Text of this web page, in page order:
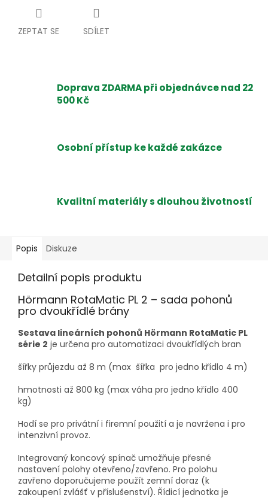
ZEPTAT SE SDÍLET
Doprava ZDARMA při objednávce nad 22
500 Kč
Osobní přístup ke každé zakázce
Kvalitní materiály s dlouhou životností
Popis Diskuze
Detailní popis produktu
Hörmann RotaMatic PL 2 – sada pohonů
pro dvoukřídlé brány
Sestava lineárních pohonů Hörmann RotaMatic PL
série 2 je určena pro automatizaci dvoukřídlých bran
šířky průjezdu až 8 m (max šířka pro jedno křídlo 4 m)
hmotnosti až 800 kg (max váha pro jedno křídlo 400
kg)
Hodí se pro privátní i firemní použití a je navržena i pro
intenzivní provoz.
Integrovaný koncový spínač umožňuje přesné
nastavení polohy otevřeno/zavřeno. Pro polohu
zavřeno doporučujeme použít zemní doraz (k
zakoupení zvlášť v příslušenství). Řídicí jednotka je